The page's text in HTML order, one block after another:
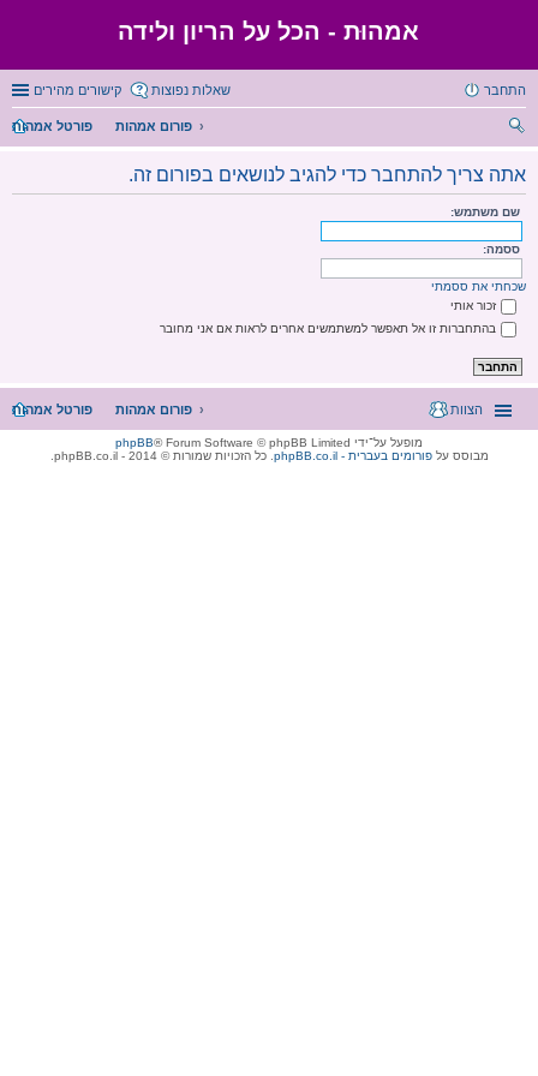
אמהוּת - הכל על הריון ולידה
קישורים מהירים שאלות נפוצות התחבר
פורטל אמהות
פורום אמהות
ש
אתה צריך להתחבר כדי להגיב לנושאים בפורום זה.
שם משתמש:
ססמה:
שכחתי את ססמתי
זכור אותי
בהתחברות זו אל תאפשר למשתמשים אחרים לראות אם אני מחובר
פורטל אמהות פורום אמהות הצוות
מופעל על־ידי phpBB® Forum Software © phpBB Limited
מבוסס עלphpBB.co.il - פורומים בעברית . כל הזכויות שמורות © 2014 - phpBB.co.il.